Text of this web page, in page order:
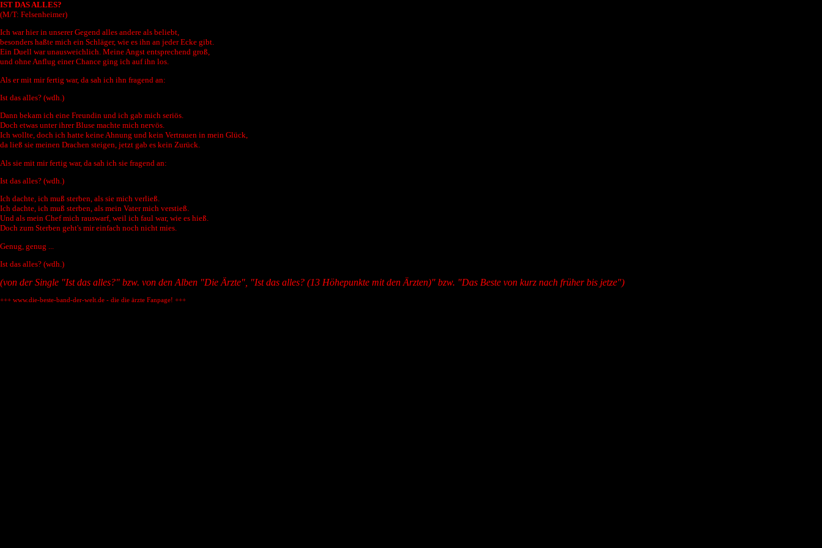
IST DAS ALLES?
(M/T: Felsenheimer)
Ich war hier in unserer Gegend alles andere als beliebt,
besonders haßte mich ein Schläger, wie es ihn an jeder Ecke gibt.
Ein Duell war unausweichlich. Meine Angst entsprechend groß,
und ohne Anflug einer Chance ging ich auf ihn los.
Als er mit mir fertig war, da sah ich ihn fragend an:
Ist das alles? (wdh.)
Dann bekam ich eine Freundin und ich gab mich seriös.
Doch etwas unter ihrer Bluse machte mich nervös.
Ich wollte, doch ich hatte keine Ahnung und kein Vertrauen in mein Glück,
da ließ sie meinen Drachen steigen, jetzt gab es kein Zurück.
Als sie mit mir fertig war, da sah ich sie fragend an:
Ist das alles? (wdh.)
Ich dachte, ich muß sterben, als sie mich verließ.
Ich dachte, ich muß sterben, als mein Vater mich verstieß.
Und als mein Chef mich rauswarf, weil ich faul war, wie es hieß.
Doch zum Sterben geht's mir einfach noch nicht mies.
Genug, genug ...
Ist das alles? (wdh.)
(von der Single "Ist das alles?" bzw. von den Alben "Die Ärzte", "Ist das alles? (13 Höhepunkte mit den Ärzten)" bzw. "Das Beste von kurz nach früher bis jetze")
+++ www.die-beste-band-der-welt.de - die die ärzte Fanpage! +++